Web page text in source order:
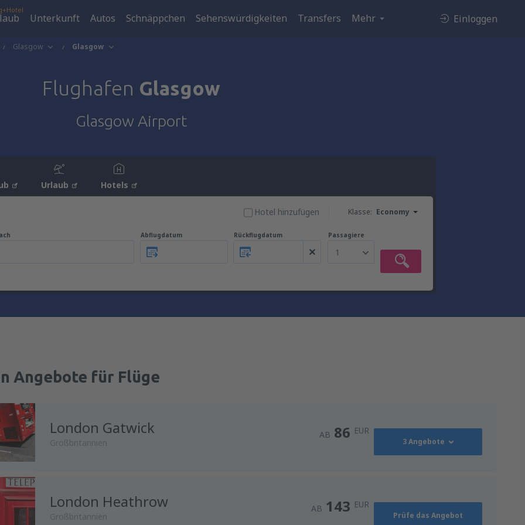
Unterkunft Autos Schnäppchen Sehenswürdigkeiten Transfers Mehr Einloggen
Glasgow Glasgow
Flughafen Glasgow
Glasgow Airport
Urlaub Hotels
Klasse: Economy
Hotel hinzufügen
Abflugdatum Rückflugdatum Passagiere
1
Angebote für Flüge
London Gatwick
Großbritannien
AB 86 EUR
3 Angebote
von Wien, Schwechat
London Heathrow
Großbritannien
AB 143 EUR
Prüfe das Angebot